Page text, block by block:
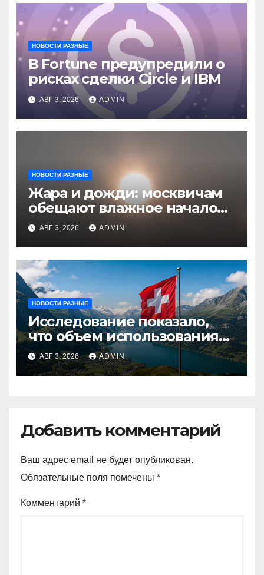
НОВОСТИ РАЗНЫЕ
В Fortune предупредили о
рисках сделки Circle и IBM
АВГ 3, 2026 ADMIN
НОВОСТИ РАЗНЫЕ
Жара и дожди: москвичам
обещают влажное начало
августа
АВГ 3, 2026 ADMIN
НОВОСТИ РАЗНЫЕ
Исследование показало,
что объем использования
криптовалют в Швейцарии
в два раза превышает
аналогичный показатель в
АВГ 3, 2026 ADMIN
Добавить комментарий
Ваш адрес email не будет опубликован.
Обязательные поля помечены *
Комментарий *